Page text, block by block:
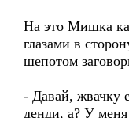
На это Мишка
глазами в
шепотом
- Давай, жвачку
денди, а? У меня